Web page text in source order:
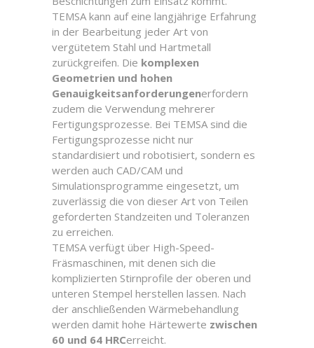
TEMSA kann auf eine langjährige Erfahrung
in der Bearbeitung jeder Art von
vergütetem Stahl und Hartmetall
zurückgreifen. Die komplexen
Geometrien und hohen
Genauigkeitsanforderungenerfordern
zudem die Verwendung mehrerer
Fertigungsprozesse. Bei TEMSA sind die
Fertigungsprozesse nicht nur
standardisiert und robotisiert, sondern es
werden auch CAD/CAM und
Simulationsprogramme eingesetzt, um
zuverlässig die von dieser Art von Teilen
geforderten Standzeiten und Toleranzen
zu erreichen.
TEMSA verfügt über High-Speed-
Fräsmaschinen, mit denen sich die
komplizierten Stirnprofile der oberen und
unteren Stempel herstellen lassen. Nach
der anschließenden Wärmebehandlung
werden damit hohe Härtewerte zwischen
60 und 64 HRCerreicht.